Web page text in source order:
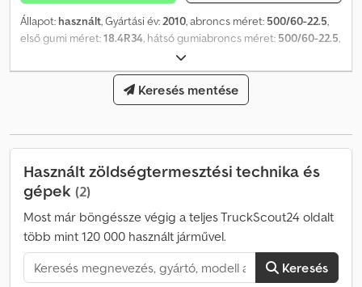
Állapot: használt, Gyártási év: 2010, abroncs méret: 500/60-22.5,
első gumi méret:18.4R34 , hátsó gumiabroncs méret: 500/60-22.5
Gumiabroncs (elöl): 18.4R34, Gumiabroncs (hátul): 500/60-22.5,
Sorok száma: 1 soros, Sárgarépakészlet_____Vonórúd kormányzás,
1 soros, Bunker, Világítás, Kezelőpanel, Kardántengely, Tárolási hely:
Ügyfél Cedezdg Dcopfx Amaorf
Keresés mentése
Használt zöldségtermesztési technika és
gépek (2)
Most már böngéssze végig a teljes TruckScout24 oldalt
több mint 120 000 használt járművel.
Keresés